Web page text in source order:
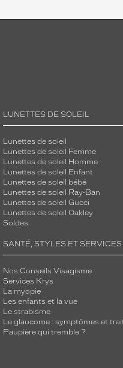
LUNETTES DE SOLEIL
Lunettes de soleil
Lunettes de soleil Femme
Lunettes de soleil Homme
Lunettes de soleil Enfant
Lunettes de soleil bébé
Lunettes de soleil Ray-Ban
Lunettes de soleil Gucci
Lunettes de soleil Oakley
Soldes
SANTÉ, STYLES ET SERVICES
Nos Conseils Visagisme
Services Krys
La myopie
Les enfants et la vue
Le strabisme
Le glaucome : symptômes et
Paupière qui tremble ?